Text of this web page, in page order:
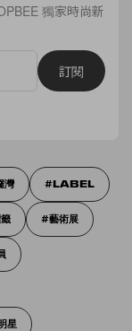
獨家時尚新
訂閱
灣 LABEL
藝術展
星